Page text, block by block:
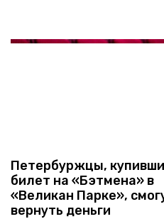
Петербуржцы,
билет на «Бэтмена» в
«Великан Парке»,
вернуть деньги